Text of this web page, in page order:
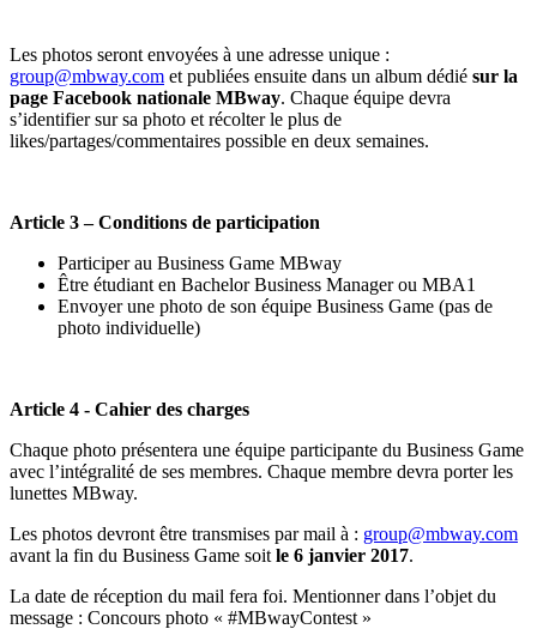
Les photos seront envoyées à une adresse unique :
group@mbway.com et publiées ensuite dans un album dédié sur la
page Facebook nationale MBway. Chaque équipe devra
s’identifier sur sa photo et récolter le plus de
likes/partages/commentaires possible en deux semaines.
Article 3 – Conditions de participation
Participer au Business Game MBway
Être étudiant en Bachelor Business Manager ou MBA1
Envoyer une photo de son équipe Business Game (pas de
photo individuelle)
Article 4 - Cahier des charges
Chaque photo présentera une équipe participante du Business Game
avec l’intégralité de ses membres. Chaque membre devra porter les
lunettes MBway.
Les photos devront être transmises par mail à : group@mbway.com
avant la fin du Business Game soit le 6 janvier 2017.
La date de réception du mail fera foi. Mentionner dans l’objet du
message : Concours photo « #MBwayContest »